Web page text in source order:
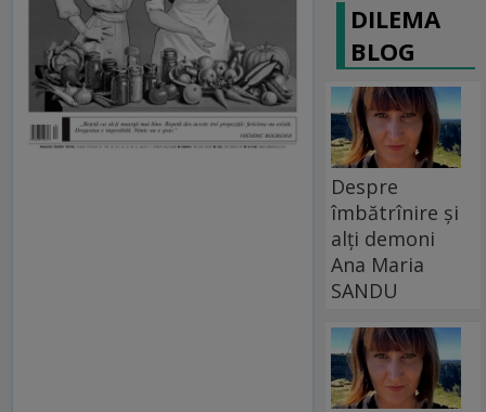
DILEMA
BLOG
Despre
îmbătrînire și
alți demoni
Ana Maria
SANDU